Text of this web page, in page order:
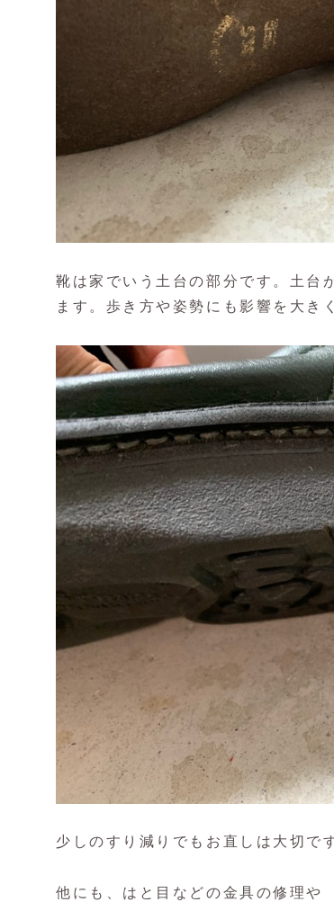
靴は家でいう土台の部分です。土台
ます。歩き方や姿勢にも影響を大き
少しのすり減りでもお直しは大切で
他にも、はと目などの金具の修理や